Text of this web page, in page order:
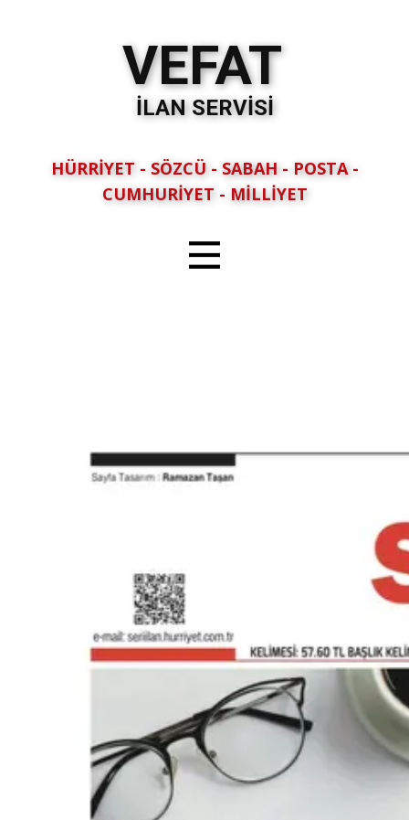
VEFAT
İLAN SERVİSİ
HÜRRİYET - SÖZCÜ - SABAH - POSTA -
CUMHURİYET - MİLLİYET